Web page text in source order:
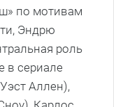
по мотивам
Эндрю
роль
в сериале
Аллен),